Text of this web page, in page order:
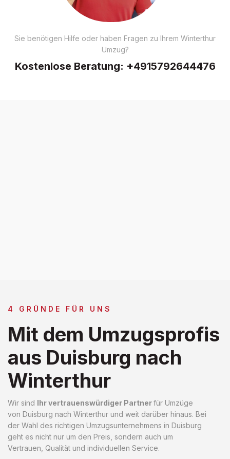
Sie benötigen Hilfe oder haben Fragen zu Ihrem Winterthur
Umzug?
Kostenlose Beratung: +4915792644476
4 GRÜNDE FÜR UNS
Mit dem Umzugsprofis
aus Duisburg nach
Winterthur
Wir sind Ihr vertrauenswürdiger Partnerfür Umzüge
von Duisburg nach Winterthur und weit darüber hinaus. Bei
der Wahl des richtigen Umzugsunternehmens in Duisburg
geht es nicht nur um den Preis, sondern auch um
Vertrauen, Qualität und individuellen Service.